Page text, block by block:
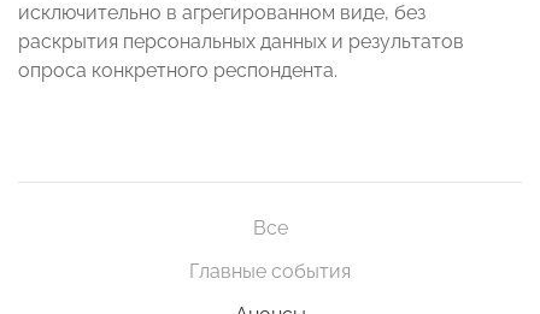
исключительно в агрегированном виде, без
раскрытия персональных данных и результатов
опроса конкретного респондента.
Все
Главные события